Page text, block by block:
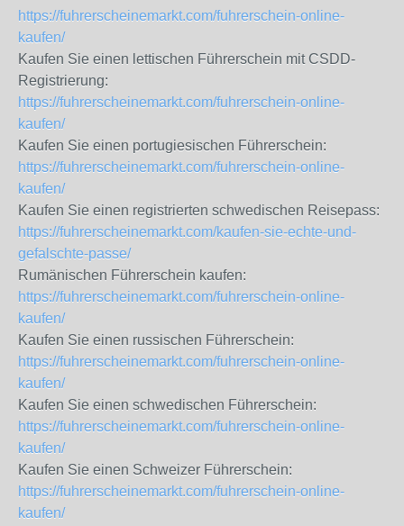
https://fuhrerscheinemarkt.com/fuhrerschein-online-
kaufen/
Kaufen Sie einen lettischen Führerschein mit CSDD-
Registrierung:
https://fuhrerscheinemarkt.com/fuhrerschein-online-
kaufen/
Kaufen Sie einen portugiesischen Führerschein:
https://fuhrerscheinemarkt.com/fuhrerschein-online-
kaufen/
Kaufen Sie einen registrierten schwedischen Reisepass:
https://fuhrerscheinemarkt.com/kaufen-sie-echte-und-
gefalschte-passe/
Rumänischen Führerschein kaufen:
https://fuhrerscheinemarkt.com/fuhrerschein-online-
kaufen/
Kaufen Sie einen russischen Führerschein:
https://fuhrerscheinemarkt.com/fuhrerschein-online-
kaufen/
Kaufen Sie einen schwedischen Führerschein:
https://fuhrerscheinemarkt.com/fuhrerschein-online-
kaufen/
Kaufen Sie einen Schweizer Führerschein:
https://fuhrerscheinemarkt.com/fuhrerschein-online-
kaufen/